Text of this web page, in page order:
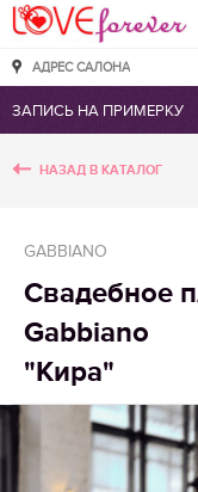
Love
АДРЕС САЛОНА
НАЗАД В КАТАЛОГ
GABBIANO
Свадебное
Gabbiano
"Кира"